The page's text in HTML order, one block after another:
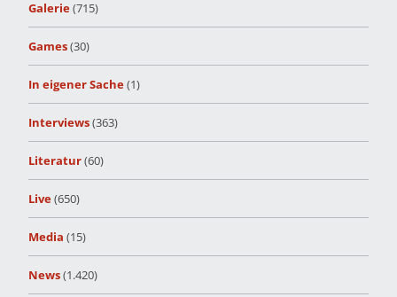
Galerie(715)
Games(30)
In eigener Sache(1)
Interviews(363)
Literatur(60)
Live(650)
Media (15)
News(1.420)